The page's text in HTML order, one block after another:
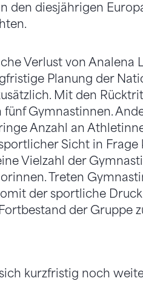
den diesjährigen
Verlust von Analena
Planung der
Mit den
Gymnastinnen.
Anzahl an
Sicht in Frage
Vielzahl der
Treten
der sportliche
der Gruppe
kurzfristig noch